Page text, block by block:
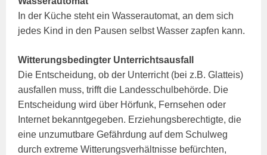
In der Küche steht ein Wasserautomat, an dem sich
jedes Kind in den Pausen selbst Wasser zapfen kann.
Witterungsbedingter Unterrichtsausfall
Die Entscheidung, ob der Unterricht (bei z.B. Glatteis)
ausfallen muss, trifft die Landesschulbehörde. Die
Entscheidung wird über Hörfunk, Fernsehen oder
Internet bekanntgegeben. Erziehungsberechtigte, die
eine unzumutbare Gefährdung auf dem Schulweg
durch extreme Witterungsverhältnisse befürchten,